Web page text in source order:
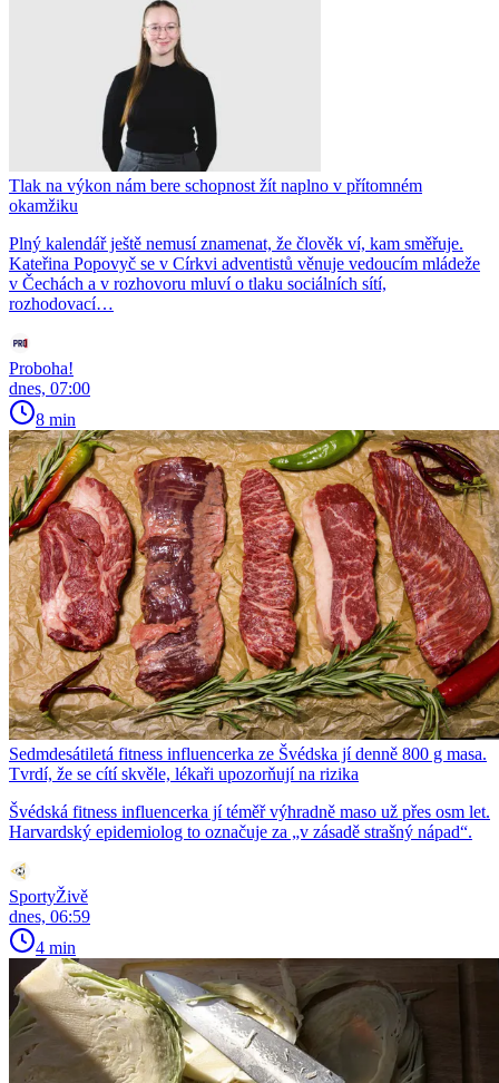
Tlak na výkon nám bere schopnost žít naplno v přítomném
okamžiku
Plný kalendář ještě nemusí znamenat, že člověk ví, kam směřuje.
Kateřina Popovyč se v Církvi adventistů věnuje vedoucím mládeže
v Čechách a v rozhovoru mluví o tlaku sociálních sítí,
rozhodovací…
Proboha!
dnes, 07:00
8 min
Sedmdesátiletá fitness influencerka ze Švédska jí denně 800 g masa.
Tvrdí, že se cítí skvěle, lékaři upozorňují na rizika
Švédská fitness influencerka jí téměř výhradně maso už přes osm let.
Harvardský epidemiolog to označuje za „v zásadě strašný nápad“.
SportyŽivě
dnes, 06:59
4 min